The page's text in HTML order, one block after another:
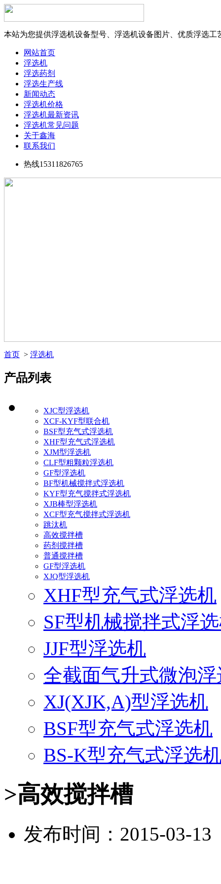
本站为您提供浮选机设备型号、浮选机设备图片、优质浮选工
网站首页
浮选机
浮选药剂
浮选生产线
新闻动态
浮选机价格
浮选机最新资讯
浮选机常见问题
关于鑫海
联系我们
热线15311826765
首页 > 浮选机
产品列表
XJC型浮选机
XCF-KYF型联合机
BSF型充气式浮选机
XHF型充气式浮选机
XJM型浮选机
CLF型粗颗粒浮选机
GF型浮选机
BF型机械搅拌式浮选机
KYF型充气搅拌式浮选机
XJB棒型浮选机
XCF型充气搅拌式浮选机
跳汰机
高效搅拌槽
药剂搅拌槽
普通搅拌槽
GF型浮选机
XJQ型浮选机
XHF型充气式浮选机
SF型机械搅拌式浮
JJF型浮选机
全截面气升式微泡
XJ(XJK,A)型浮选机
BSF型充气式浮选机
BS-K型充气式浮选
>高效搅拌槽
发布时间：2015-03-13